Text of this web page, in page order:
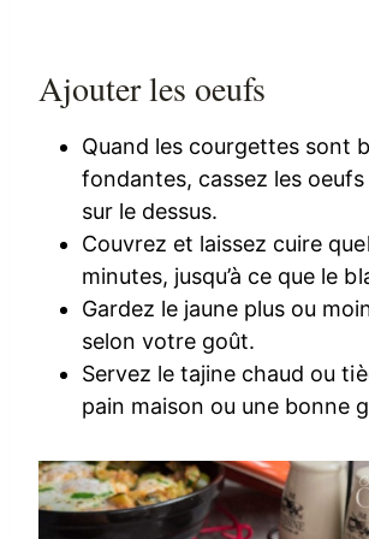
Ajouter les oeufs
Quand les courgettes sont
fondantes, cassez les
sur le dessus.
Couvrez et laissez cuire
minutes, jusqu’à ce que le
Gardez le jaune plus ou
selon votre goût.
Servez le tajine chaud ou
pain maison ou une bonne